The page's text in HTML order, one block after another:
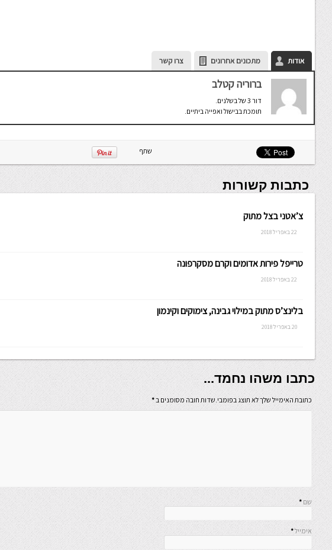
אודות מתכונים אחרונים צרו קשר
ברוריה קטלב
דור 3 של בשלנים.
תומכת בבישול ואפייה ביתיים.
שתף
כתבות קשורות
צ’אטני בצל מתוק
22 באפריל 2018
טרייפל פירות אדומים וקרם מסקרפונה
22 באפריל 2018
בלינצ’ס מתוק במילוי גבינה, צימוקים וקינמון
20 באפריל 2018
כתבו משהו נחמד...
כתובת האימייל שלך לא תוצג בפומבי.שדות חובה מסומנים ב*
שם *
אימייל*